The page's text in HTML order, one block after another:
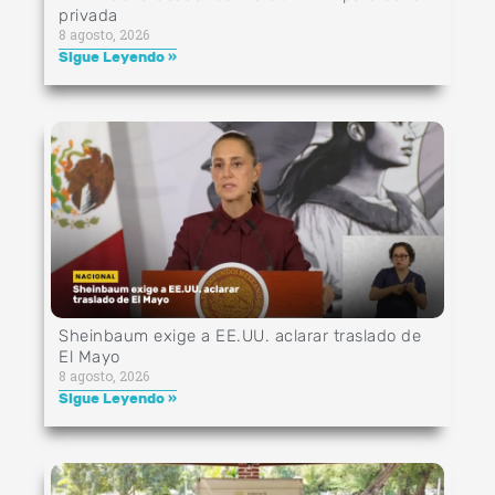
privada
8 agosto, 2026
Sigue Leyendo »
Sheinbaum exige a EE.UU. aclarar traslado de
El Mayo
8 agosto, 2026
Sigue Leyendo »